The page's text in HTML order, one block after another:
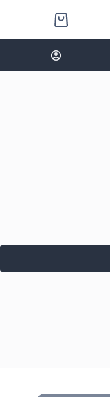
Shopping
cart